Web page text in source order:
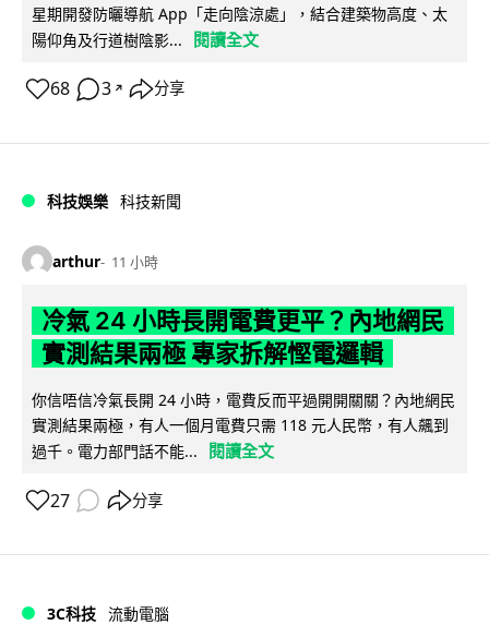
星期開發防曬導航 App「走向陰涼處」，結合建築物高度、太
陽仰角及行道樹陰影...
閱讀全文
68 3 ↗ 分享
科技娛樂 科技新聞
arthur 11 小時
冷氣 24 小時長開電費更平？內地網民
實測結果兩極 專家拆解慳電邏輯
你信唔信冷氣長開 24 小時，電費反而平過開開關關？內地網民
實測結果兩極，有人一個月電費只需 118 元人民幣，有人飆到
過千。電力部門話不能...
閱讀全文
27 分享
3C科技 流動電腦